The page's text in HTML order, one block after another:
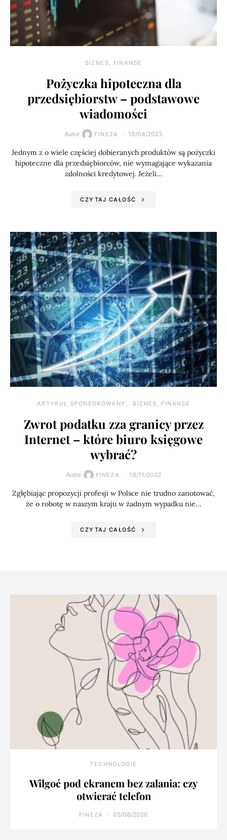
BIZNES, FINANSE
Pożyczka hipoteczna dla
przedsiębiorstw – podstawowe
wiadomości
Autor FINEZA 16/04/2023
Jednym z o wiele częściej dobieranych produktów są pożyczki
hipoteczne dla przedsiębiorców, nie wymagające wykazania
zdolności kredytowej. Jeżeli…
CZYTAJ CAŁOŚĆ
ARTYKUŁ SPONSOROWANY BIZNES, FINANSE
Zwrot podatku zza granicy przez
Internet – które biuro księgowe
wybrać?
Autor FINEZA 18/11/2022
Zgłębiając propozycji profesji w Polsce nie trudno zanotować,
że o robotę w naszym kraju w żadnym wypadku nie…
CZYTAJ CAŁOŚĆ
TECHNOLOGIE
Wilgoć pod ekranem bez zalania: czy
otwierać telefon
FINEZA 05/08/2026